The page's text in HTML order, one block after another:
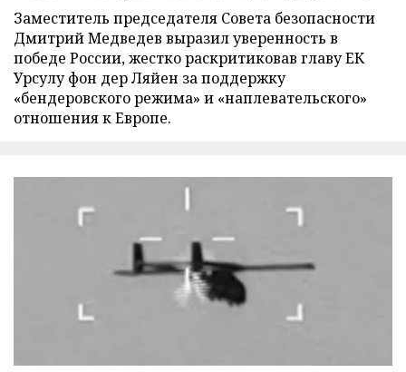
Заместитель председателя Совета безопасности
Дмитрий Медведев выразил уверенность в
победе России, жестко раскритиковав главу ЕК
Урсулу фон дер Ляйен за поддержку
«бендеровского режима» и «наплевательского»
отношения к Европе.